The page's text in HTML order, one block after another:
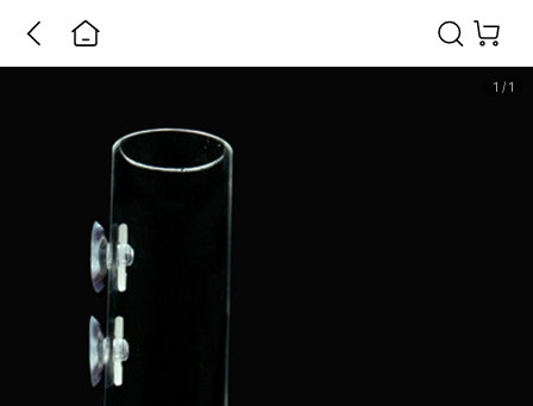
1 / 1